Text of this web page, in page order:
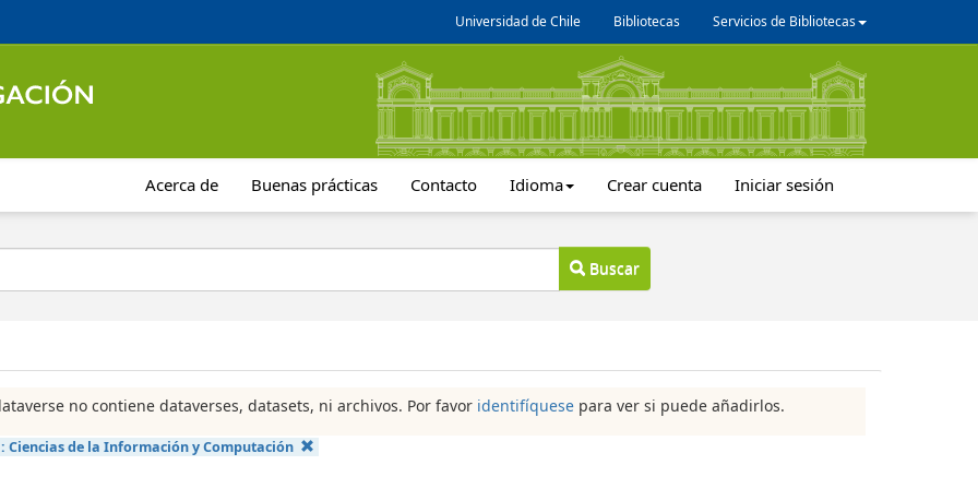
Universidad de Chile Bibliotecas Servicios de Bibliotecas
Acerca de Buenas prácticas Contacto Idioma Crear cuenta Iniciar sesión
Buscar
no contiene dataverses, datasets, ni archivos. Por favor identifíquese para ver si puede añadirlos.
Ciencias de la Información y Computación